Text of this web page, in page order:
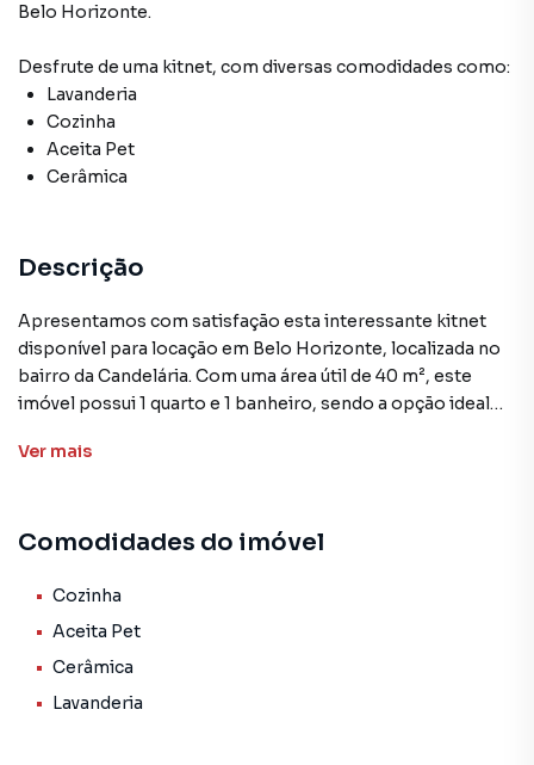
Belo Horizonte.
Desfrute de uma kitnet, com diversas comodidades como:
Lavanderia
Cozinha
Aceita Pet
Cerâmica
Descrição
Apresentamos com satisfação esta interessante kitnet
disponível para locação em Belo Horizonte, localizada no
bairro da Candelária. Com uma área útil de 40 m², este
imóvel possui 1 quarto e 1 banheiro, sendo a opção ideal
conforto.
lavanderia, além de ser compatível com animais de
ambiente agradável e de fácil manutenção. O valor de
locação mensal é de R$ 950, uma ótima oportunidade para
cidade.
Ver mais
Comodidades do imóvel
Cozinha
Aceita Pet
Cerâmica
Lavanderia